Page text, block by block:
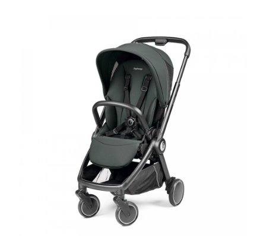
会社案内
お問い合わせ
お知らせ
チャイルドシートユーザー登録
ママコラボ